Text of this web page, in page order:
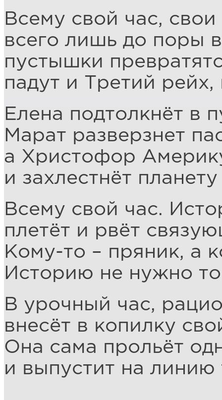
Всему свой час,
всего лишь до поры
пустышки
падут и Третий
Елена подтолкнёт в
Марат разверзнет
а Христофор
и захлестнёт
Всему свой час.
плетёт и рвёт
Кому-то – пряник, а
Историю не нужно
В урочный час,
внесёт в копилку
Она сама прольёт
и выпустит на линию